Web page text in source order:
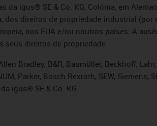
da igus® SE & Co. KG, Colónia, em
direitos de propriedade industrial
nos EUA e/ou noutros países. A
seus direitos de propriedade.
Bradley, B&R, Baumüller, Beckhoff,
Parker, Bosch Rexroth, SEW,
igus® SE & Co. KG.